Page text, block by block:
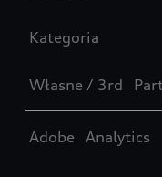
Kategoria
Własne / 3rd
Adobe Analytics